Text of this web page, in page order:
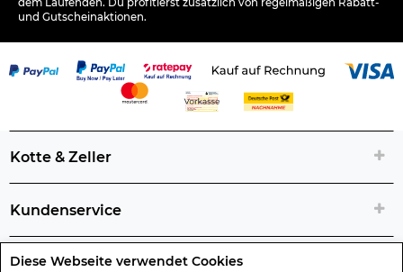
Diese Webseite verwendet Cookies
und Gutscheinaktionen.
Kotte & Zeller
Kundenservice
Rechtliche Artikelinfos